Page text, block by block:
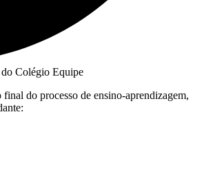
Colégio Equipe
do processo de ensino-aprendizagem,